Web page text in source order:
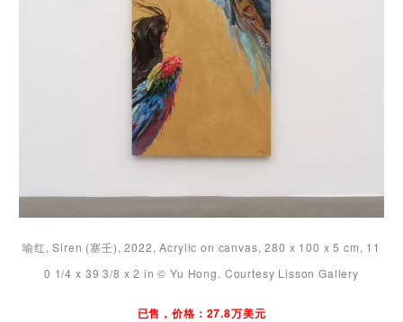
喻红, Siren (塞壬), 2022, Acrylic on canvas, 280 x 100 x 5 cm, 11
0 1/4 x 39 3/8 x 2 in © Yu Hong. Courtesy Lisson Gallery
已售，价格：27.8万美元